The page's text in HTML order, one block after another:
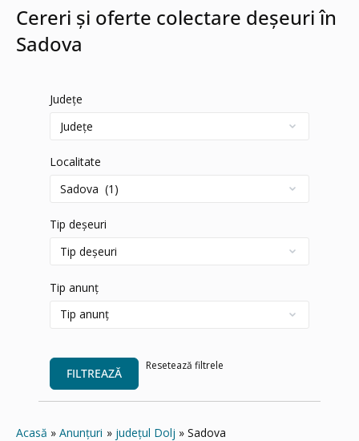
Cereri și oferte colectare deșeuri în
Sadova
Județe
Localitate
Tip deșeuri
Tip anunț
FILTREAZĂ
Resetează filtrele
Acasă Anunțuri județul Dolj Sadova